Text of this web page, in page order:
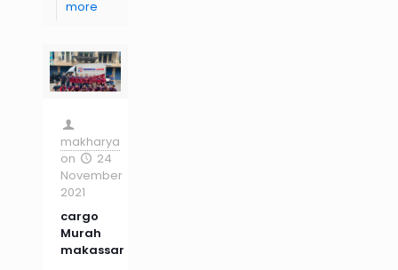
more
makharya
on
24
November
2021
cargo
Murah
makassar